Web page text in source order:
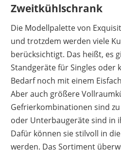
Zweitkühlschrank
Die Modellpalette von
und trotzdem werden viele
berücksichtigt. Das heißt, es
Standgeräte für Singles oder
Bedarf noch mit einem
Aber auch größere
Gefrierkombinationen sind
oder Unterbaugeräte sind in
Dafür können sie stilvoll in
werden. Das Sortiment